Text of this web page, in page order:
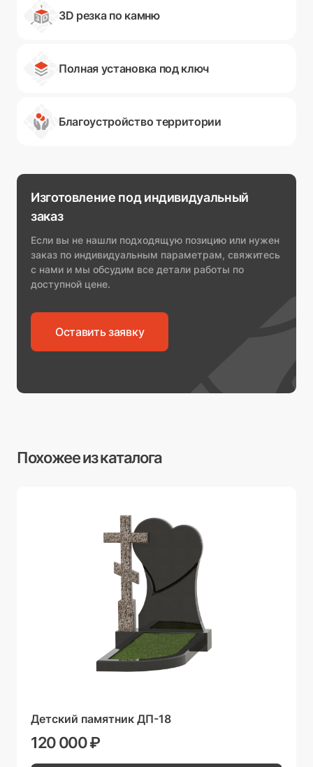
3D резка по камню
Полная установка под ключ
Благоустройство территории
Изготовление под индивидуальный
заказ
Если вы не нашли подходящую позицию или нужен
заказ по индивидуальным параметрам, свяжитесь
с нами и мы обсудим все детали работы по
доступной цене.
Оставить заявку
Похожее из каталога
Детский памятник ДП-18
120 000 ₽